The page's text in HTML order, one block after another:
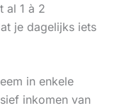
al 1 à 2
je dagelijks iets
in enkele
inkomen van